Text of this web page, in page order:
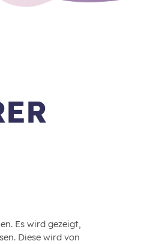
Es wird gezeigt,
Diese wird von